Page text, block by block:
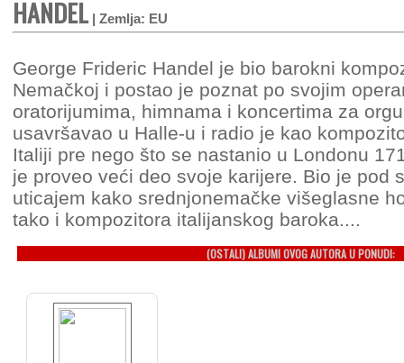
HANDEL| Zemlja: EU
George Frideric Handel je bio barokni
Nemačkoj i postao je poznat po svojim
oratorijumima, himnama i koncertima za
usavršavao u Halle-u i radio je kao
Italiji pre nego što se nastanio u Londonu
je proveo veći deo svoje karijere. Bio je pod
uticajem kako srednjonemačke višeglasne
tako i kompozitora italijanskog baroka....
(OSTALI) ALBUMI OVOG AUTORA U PONUDI: